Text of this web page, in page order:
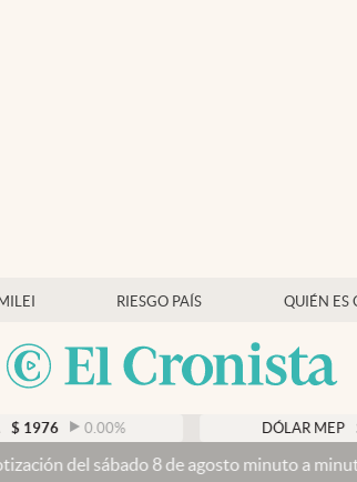
RIESGO PAÍS QUIÉN ES
0.00% DÓLAR MEP $
del sábado 8 de agosto minuto a minuto